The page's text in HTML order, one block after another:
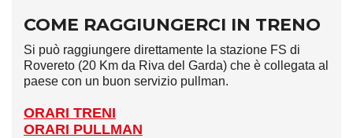
COME RAGGIUNGERCI IN TRENO
Si può raggiungere direttamente la stazione FS di
Rovereto (20 Km da Riva del Garda) che è collegata al
paese con un buon servizio pullman.
ORARI TRENI
ORARI PULLMAN